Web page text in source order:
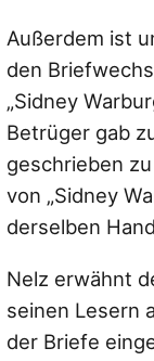
Außerdem ist
den
„Sidney
Betrüger gab
geschrieben
von „Sidney
derselben
Nelz erwähnt
seinen Lesern
der Briefe